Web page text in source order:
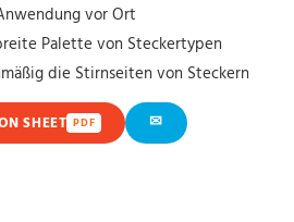
vor Ort
Palette von Steckertypen
die Stirnseiten von Steckern
SHEET PDF ✉